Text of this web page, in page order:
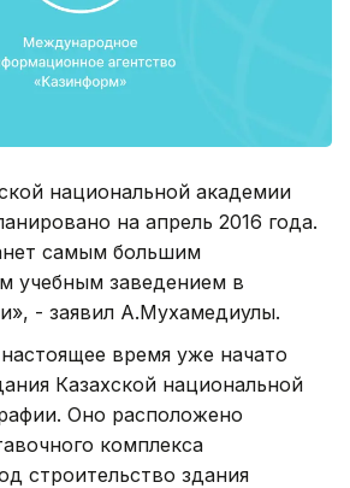
национальной академии
на апрель 2016 года.
самым большим
учебным заведением в
- заявил А.Мухамедиулы.
время уже начато
Казахской национальной
Оно расположено
комплекса
строительство здания